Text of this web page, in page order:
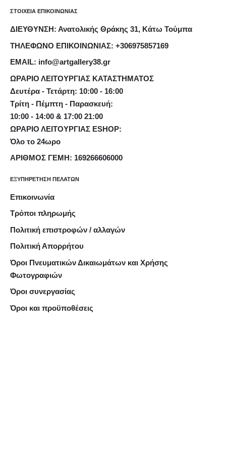
ΣΤΟΙΧΕΙΑ ΕΠΙΚΟΙΝΩΝΙΑΣ
ΔΙΕΥΘΥΝΣΗ: Ανατολικής Θράκης 31, Κάτω Τούμπα
ΤΗΛΕΦΩΝΟ ΕΠΙΚΟΙΝΩΝΙΑΣ: +306975857169
EMAIL: info@artgallery38.gr
ΩΡΑΡΙΟ ΛΕΙΤΟΥΡΓΙΑΣ ΚΑΤΑΣΤΗΜΑΤΟΣ
Δευτέρα - Τετάρτη: 10:00 - 16:00
Τρίτη - Πέμπτη - Παρασκευή:
10:00 - 14:00 & 17:00 21:00
ΩΡΑΡΙΟ ΛΕΙΤΟΥΡΓΙΑΣ ESHOP:
Όλο το 24ωρο
ΑΡΙΘΜΟΣ ΓΕΜΗ: 169266606000
ΕΞΥΠΗΡΕΤΗΣΗ ΠΕΛΑΤΩΝ
Επικοινωνία
Τρόποι πληρωμής
Πολιτική επιστροφών / αλλαγών
Πολιτική Απορρήτου
Όροι Πνευματικών Δικαιωμάτων και Χρήσης
Φωτογραφιών
Όροι συνεργασίας
Όροι και προϋποθέσεις